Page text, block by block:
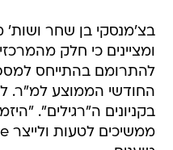
בצ'מנסקי בן שחר ושות'
ומציינים כי חלק
להתרומם בהתייחס
החודשי הממוצע למ"ר.
בקניונים ה"רגילים".